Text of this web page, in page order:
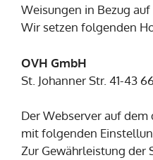
Weisungen in Bezug
Wir setzen folgenden
OVH GmbH
St. Johanner Str. 41-43
Der Webserver auf
mit folgenden
Zur Gewährleistung der